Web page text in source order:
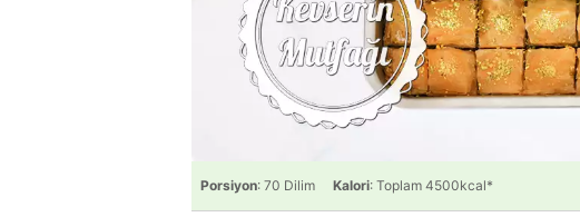
Porsiyon: 70 Dilim Kalori: Toplam 4500kcal*